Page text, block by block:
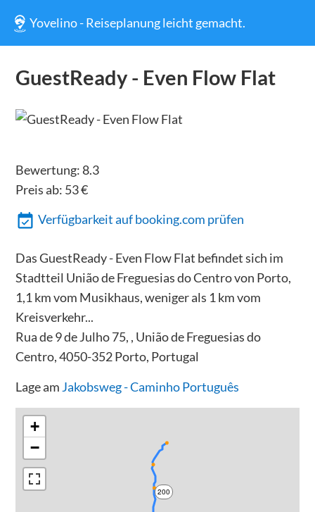
Yovelino - Reiseplanung leicht gemacht.
GuestReady - Even Flow Flat
Bewertung: 8.3
Preis ab: 53€
Verfügbarkeit auf booking.com prüfen
Das GuestReady - Even Flow Flat befindet sich im
Stadtteil União de Freguesias do Centro von Porto,
1,1 km vom Musikhaus, weniger als 1 km vom
Kreisverkehr...
Rua de 9 de Julho 75, , União de Freguesias do
Centro, 4050-352 Porto, Portugal
Lage am Jakobsweg - Caminho Português
200
+
−